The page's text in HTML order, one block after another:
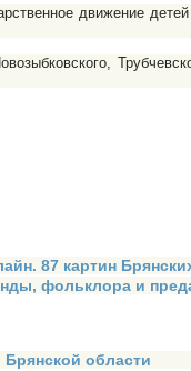
движение
87 картин
фольклора и
Брянской области